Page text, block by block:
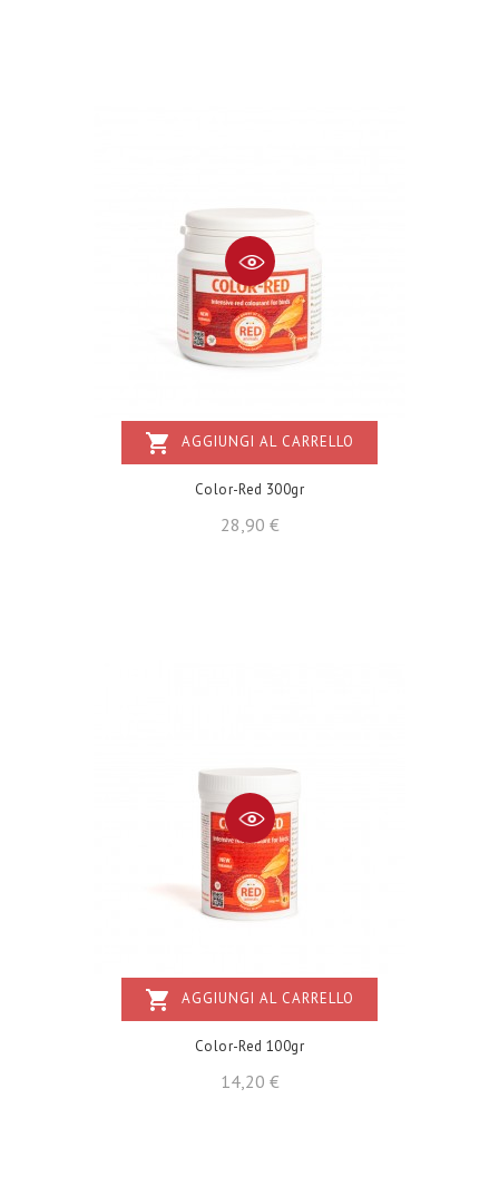
shopping_cart AGGIUNGI AL CARRELLO
Color-Red 300gr
28,90 €Prezzo
shopping_cart AGGIUNGI AL CARRELLO
Color-Red 100gr
14,20 €Prezzo